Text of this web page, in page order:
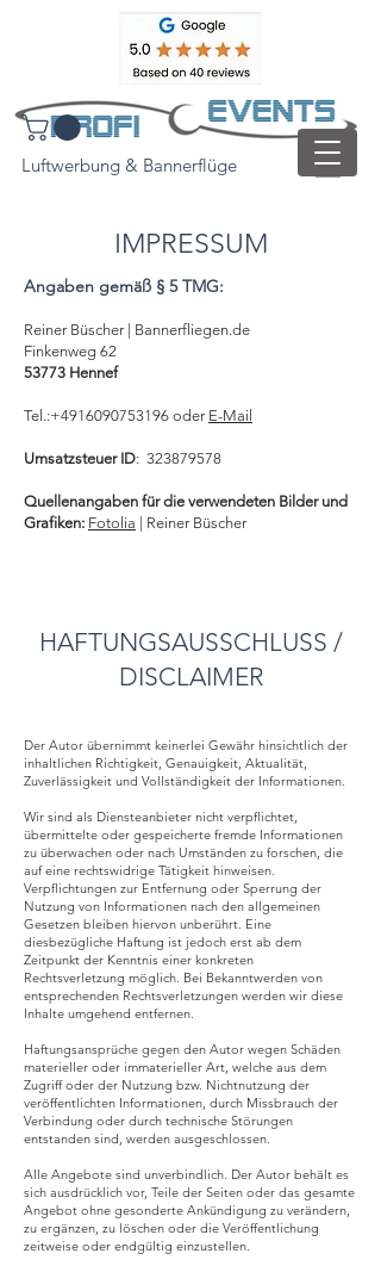
Luftwerbung & Bannerflüge
IMPRESSUM
Angaben gemäß § 5 TMG:
Reiner Büscher | Bannerfliegen.de
Finkenweg 62
53773 Hennef
Tel.:+4916090753196 oder E-Mail
Umsatzsteuer ID: 323879578
Quellenangaben für die verwendeten Bilder und
Grafiken: Fotolia | Reiner Büscher
HAFTUNGSAUSSCHLUSS /
DISCLAIMER
Der Autor übernimmt keinerlei Gewähr hinsichtlich der
inhaltlichen Richtigkeit, Genauigkeit, Aktualität,
Zuverlässigkeit und Vollständigkeit der Informationen.
Wir sind als Diensteanbieter nicht verpflichtet,
übermittelte oder gespeicherte fremde Informationen
zu überwachen oder nach Umständen zu forschen, die
auf eine rechtswidrige Tätigkeit hinweisen.
Verpflichtungen zur Entfernung oder Sperrung der
Nutzung von Informationen nach den allgemeinen
Gesetzen bleiben hiervon unberührt. Eine
diesbezügliche Haftung ist jedoch erst ab dem
Zeitpunkt der Kenntnis einer konkreten
Rechtsverletzung möglich. Bei Bekanntwerden von
entsprechenden Rechtsverletzungen werden wir diese
Inhalte umgehend entfernen.
Haftungsansprüche gegen den Autor wegen Schäden
materieller oder immaterieller Art, welche aus dem
Zugriff oder der Nutzung bzw. Nichtnutzung der
veröffentlichten Informationen, durch Missbrauch der
Verbindung oder durch technische Störungen
entstanden sind, werden ausgeschlossen.
Alle Angebote sind unverbindlich. Der Autor behält es
sich ausdrücklich vor, Teile der Seiten oder das gesamte
Angebot ohne gesonderte Ankündigung zu verändern,
zu ergänzen, zu löschen oder die Veröffentlichung
zeitweise oder endgültig einzustellen.